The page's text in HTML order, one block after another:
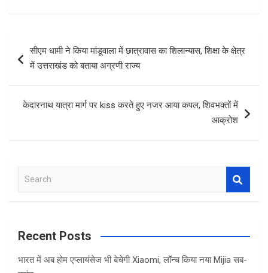
o
k
p
p
navigation
सीएम धामी ने किया मांडूवाला में छात्रावास का शिलान्यास, शिक्षा के क्षेत्र
में उत्तराखंड को बताया अग्रणी राज्य
केदारनाथ यात्रा मार्ग पर kiss करते हुए नजर आया कपल, शिवभक्तों में
आक्रोश
a
c
Recent Posts
भारत में अब होम एप्लायंसेज भी बेचेगी Xiaomi, लॉन्च किया नया Mijia सब-